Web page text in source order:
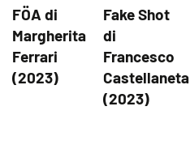
FÖA di
Margherita
Ferrari
(2023)
Fake Shot
di
Francesco
Castellaneta
(2023)